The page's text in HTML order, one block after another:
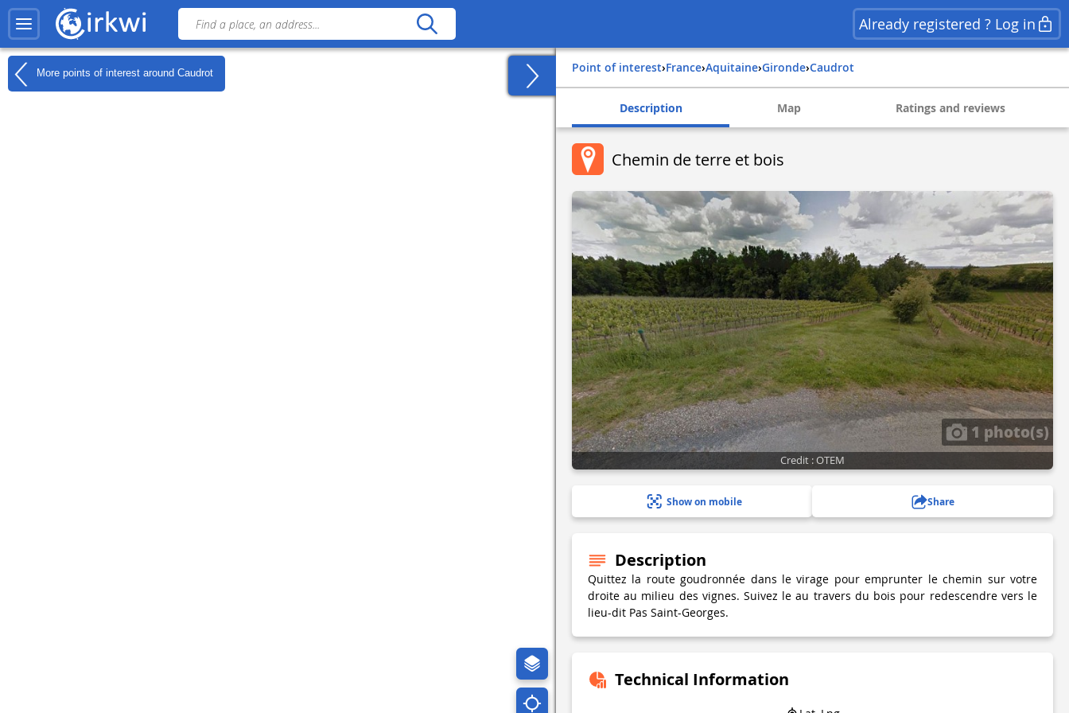
Already registered ? Log in
More points of interest around Caudrot Point of interest› france› aquitaine› gironde› caudrot
Description Map Ratings and reviews
Chemin de terre et bois
1 photo(s)
Credit : OTEM
Show on mobile Share
Description
Quittez la route goudronnée dans le virage pour emprunter le chemin sur votre
droite au milieu des vignes. Suivez le au travers du bois pour redescendre vers le
lieu-dit Pas Saint-Georges.
Technical Information